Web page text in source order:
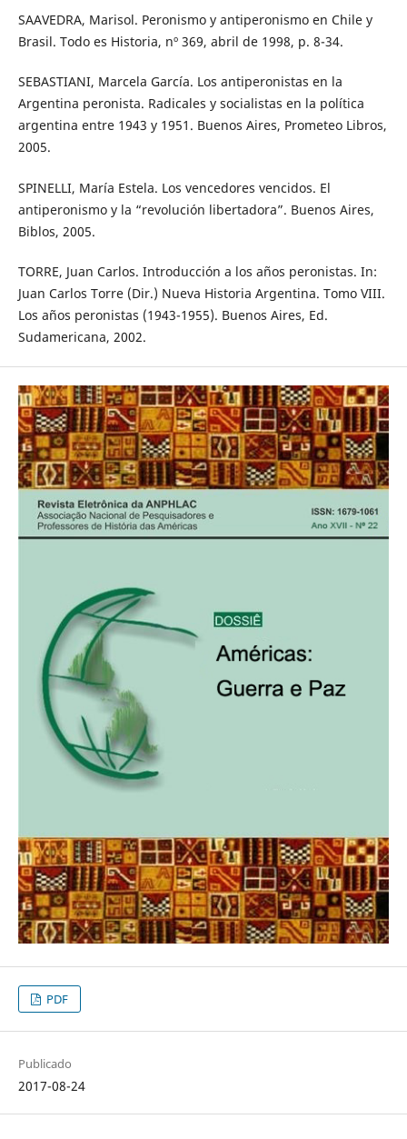
SAAVEDRA, Marisol. Peronismo y antiperonismo en Chile y
Brasil. Todo es Historia, nº 369, abril de 1998, p. 8-34.
SEBASTIANI, Marcela García. Los antiperonistas en la
Argentina peronista. Radicales y socialistas en la política
argentina entre 1943 y 1951. Buenos Aires, Prometeo Libros,
2005.
SPINELLI, María Estela. Los vencedores vencidos. El
antiperonismo y la “revolución libertadora”. Buenos Aires,
Biblos, 2005.
TORRE, Juan Carlos. Introducción a los años peronistas. In:
Juan Carlos Torre (Dir.) Nueva Historia Argentina. Tomo VIII.
Los años peronistas (1943-1955). Buenos Aires, Ed.
Sudamericana, 2002.
PDF
Publicado
2017-08-24